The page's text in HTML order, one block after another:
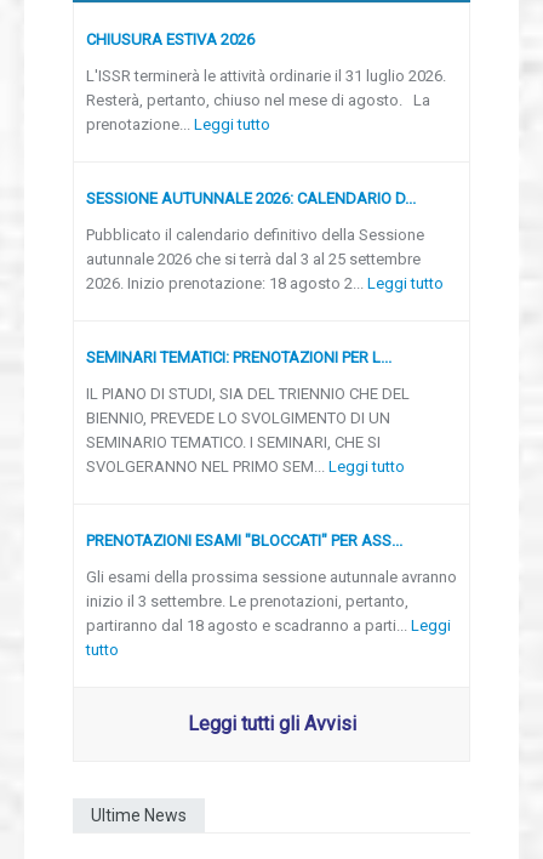
CHIUSURA ESTIVA 2026
L'ISSR terminerà le attività ordinarie il 31 luglio 2026.
Resterà, pertanto, chiuso nel mese di agosto. La
prenotazione... Leggi tutto
SESSIONE AUTUNNALE 2026: CALENDARIO D...
Pubblicato il calendario definitivo della Sessione
autunnale 2026 che si terrà dal 3 al 25 settembre
2026. Inizio prenotazione: 18 agosto 2... Leggi tutto
SEMINARI TEMATICI: PRENOTAZIONI PER L...
IL PIANO DI STUDI, SIA DEL TRIENNIO CHE DEL
BIENNIO, PREVEDE LO SVOLGIMENTO DI UN
SEMINARIO TEMATICO. I SEMINARI, CHE SI
SVOLGERANNO NEL PRIMO SEM... Leggi tutto
PRENOTAZIONI ESAMI "BLOCCATI" PER ASS...
Gli esami della prossima sessione autunnale avranno
inizio il 3 settembre. Le prenotazioni, pertanto,
partiranno dal 18 agosto e scadranno a parti... Leggi
tutto
Leggi tutti gli Avvisi
Ultime News